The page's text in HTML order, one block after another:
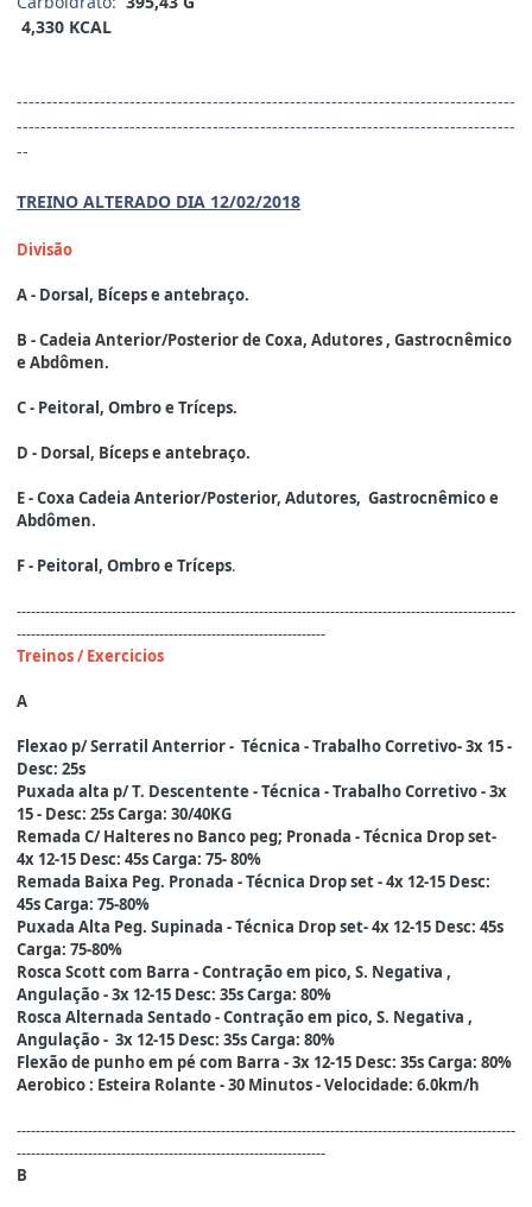
4,330 KCAL
------------------------------------------------------------------------------------
------------------------------------------------------------------------------------
--
TREINO ALTERADO DIA 12/02/2018
Divisão
A - Dorsal, Bíceps e antebraço.
B - Cadeia Anterior/Posterior de Coxa, Adutores , Gastrocnêmico
e Abdômen.
C - Peitoral, Ombro e Tríceps.
D - Dorsal, Bíceps e antebraço.
E - Coxa Cadeia Anterior/Posterior, Adutores, Gastrocnêmico e
Abdômen.
F - Peitoral, Ombro e Tríceps.
---------------------------------------------------------------------------------------------------------
-----------------------------------------------------------------
Treinos / Exercicios
A
Flexao p/ Serratil Anterrior - Técnica - Trabalho Corretivo- 3x 15 -
Desc: 25s
Puxada alta p/ T. Descentente - Técnica - Trabalho Corretivo - 3x
15 - Desc: 25s Carga: 30/40KG
Remada C/ Halteres no Banco peg; Pronada - Técnica Drop set-
4x 12-15 Desc: 45s Carga: 75- 80%
Remada Baixa Peg. Pronada - Técnica Drop set - 4x 12-15 Desc:
45s Carga: 75-80%
Puxada Alta Peg. Supinada - Técnica Drop set- 4x 12-15 Desc: 45s
Carga: 75-80%
Rosca Scott com Barra - Contração em pico, S. Negativa ,
Angulação - 3x 12-15 Desc: 35s Carga: 80%
Rosca Alternada Sentado - Contração em pico, S. Negativa ,
Angulação - 3x 12-15 Desc: 35s Carga: 80%
Flexão de punho em pé com Barra - 3x 12-15 Desc: 35s Carga: 80%
Aerobico : Esteira Rolante - 30 Minutos - Velocidade: 6.0km/h
---------------------------------------------------------------------------------------------------------
-----------------------------------------------------------------
B